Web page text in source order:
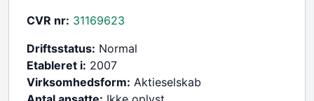
CVR nr: 31169623
Driftsstatus: Normal
Etableret i: 2007
Virksomhedsform: Aktieselskab